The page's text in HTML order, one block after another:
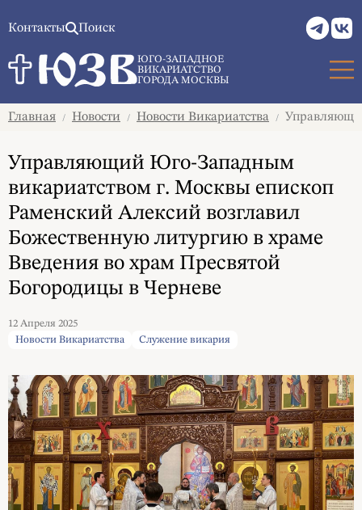
Контакты Поиск
ЮГО-ЗАПАДНОЕ
ВИКАРИАТСТВО
ГОРОДА МОСКВЫ
Главная / Новости / Новости Викариатства /
Управляющий Юго-Западным
викариатством г. Москвы епископ
Раменский Алексий возглавил
Божественную литургию в храме
Введения во храм Пресвятой
Богородицы в Черневе
12 Апреля 2025
Новости Викариатства
Служение викария